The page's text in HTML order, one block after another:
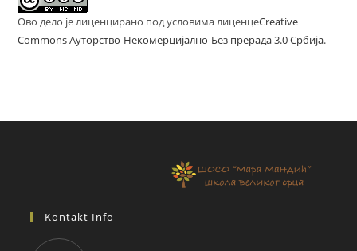
Ово дело је лиценцирано под условима лиценцеCreative
Commons Ауторство-Некомерцијално-Без прерада 3.0 Србија.
Kontakt Info